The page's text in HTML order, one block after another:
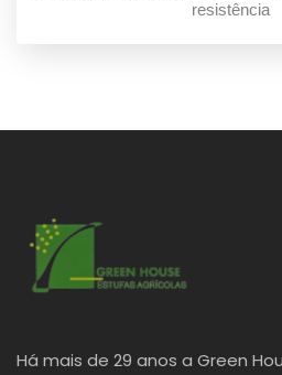
resistência
Há mais de 29 anos a Green